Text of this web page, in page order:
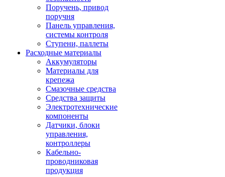
Поручень, привод
поручня
Панель управления,
системы контроля
Ступени, паллеты
Расходные материалы
Аккумуляторы
Материалы для
крепежа
Смазочные средства
Средства защиты
Электротехнические
компоненты
Датчики, блоки
управления,
контроллеры
Кабельно-
проводниковая
продукция